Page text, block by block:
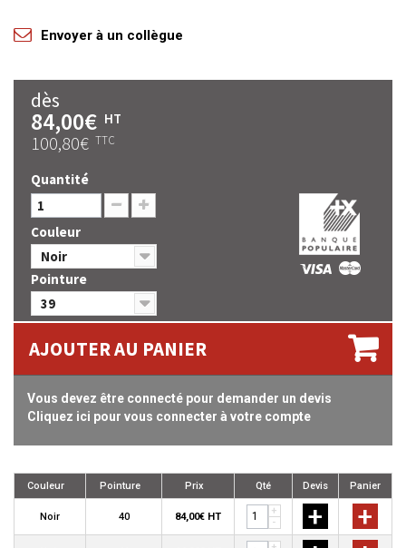
Envoyer à un collègue
dès
84,00€ HT
100,80€ TTC
Quantité
Couleur
Noir
Pointure
39
AJOUTER AU PANIER
Vous devez être connecté pour demander un devis
Cliquez ici pour vous connecter à votre compte
Couleur Pointure Prix Qté Devis Panier
Noir 40 84,00€ HT
+
-
+ +